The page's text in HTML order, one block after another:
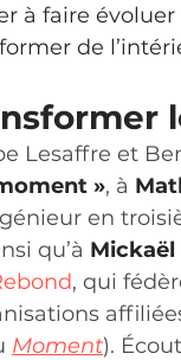
à faire
de
Lesaffre et
», à
en
qu’à Mickaël
, qui
Moment).